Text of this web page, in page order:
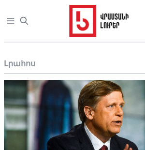
Open sidebar
Լրահոս